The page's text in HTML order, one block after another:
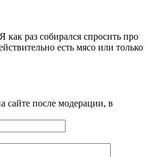
раз собирался спросить про
есть мясо или только
сайте после модерации, в